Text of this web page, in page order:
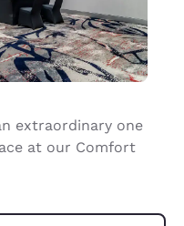
extraordinary one
at our Comfort